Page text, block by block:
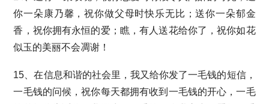
你一朵康乃馨，祝你做父母时快乐无比；送你一朵郁金
香，祝你拥有永恒的爱；瞧，有人送花给你了，祝你如花
似玉的美丽不会凋谢！
15、在信息和谐的社会里，我又给你发了一毛钱的短信，
一毛钱的问候，祝你每天都拥有收到一毛钱的开心，一毛